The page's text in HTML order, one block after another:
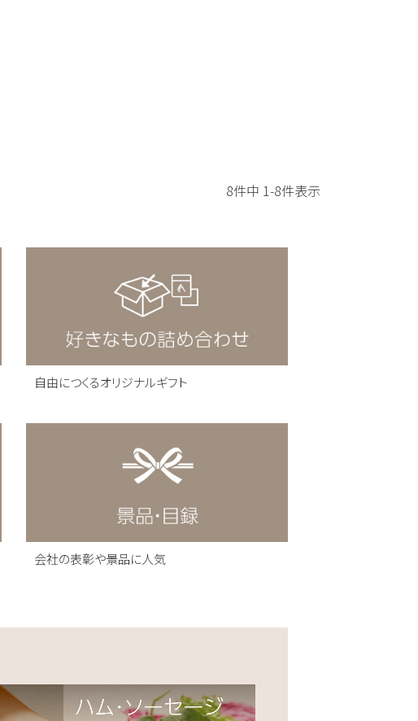
8件中 1-8件表示
自由につくるオリジナルギフト
会社の表彰や景品に人気